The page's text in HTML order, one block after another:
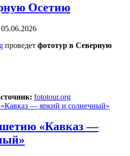
Осетию
проведет фототур в Северную
fototour.org
«Кавказ —